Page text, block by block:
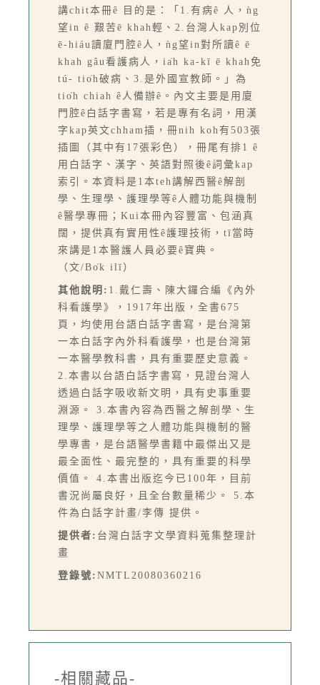
講chit本冊ê 目的是：「1.有病ê 人，ǹg
望in ê 艱苦ē khah輕、2.台灣人kap別位
ē-hiáu讀廈門腔ê人，ǹg望in對所讀ê ē
khah gâu看護病人，ia̍h ka-kī ē khah免
tú- tio̍h破病、3.是外國宣教師。」為
tio̍h chiah ê人備辦ê。內文主要是用廈
門腔ê白話字書寫，若是專有名詞，用漢
字kap英文chham插，冊nih koh有503張
插圖（其中有17張彩色），冊尾有排1 ê
用白話字、漢字、英語對照後ê詞彙kap
索引。本資料是1本teh講解西醫ê解剖
學、生理學、護理學等ê人體功能與機制
ê醫學專冊；Kui本冊內容豐富、包涵真
闊，提供真有實用性ê護理技術，tī當時
來講是1本醫護人員必要ê寶典。
（文/Bo̍k ilī）
其他說明: 1.戴仁壽、陳大鑼合編《內外
科看護學》，1917年出版，全書675
頁，均使用台語白話字書寫，是台灣第
一本白話字內外科看護學，也是台灣第
一本醫學教科書，具有重要歷史意義。
2.本書以台語白話字書寫，見證台灣人
透過白話字吸收新文明，具有史事重要
淵源。 3.本書內容為西醫之解剖學、生
理學、護理學等之人體功能與機制的醫
學專書，是台語醫學書籍中最傑出又是
最全面性、最完整的，具有重要的科學
價值。 4.本書出版迄今已100年，目前
書況尚屬良好，且全台數量稀少。 5.本
件為白話字計畫/李傳 提供。
提供者: 台灣白話字文學資料蒐集整理計
畫
登錄號: NMTL20080360216
-相關藏品-